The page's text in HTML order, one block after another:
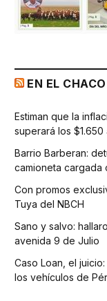
EN EL CHACO
Estiman que la
superará los
Barrio Barberan:
camioneta cargada
Con promos
Tuya del NBCH
Sano y salvo:
avenida 9 de Julio
Caso Loan, el
los vehículos de